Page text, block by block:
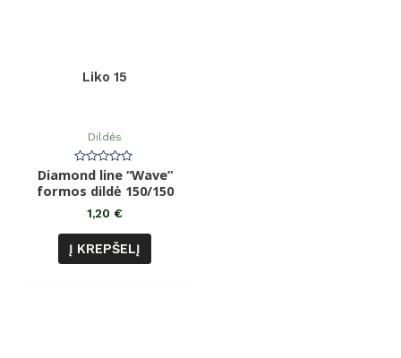
Liko 15
Dildės
Įvertinimas:
0
iš
Diamond line “Wave”
formos dildė 150/150
1,20 €
Į KREPŠELĮ